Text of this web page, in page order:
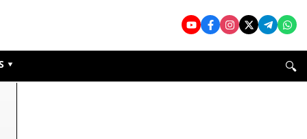
▾ 🔍